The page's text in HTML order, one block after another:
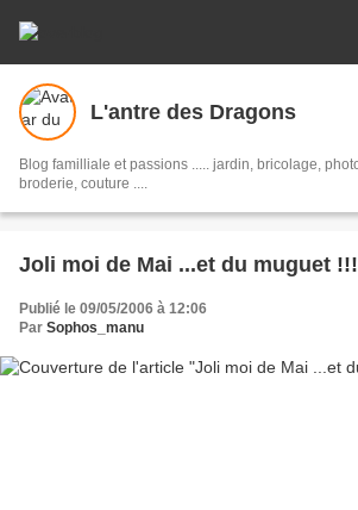
L'antre des Dragons
Blog familliale et passions ..... jardin, bricolage,
broderie, couture ....
Joli moi de Mai ...et du muguet
Publié le 09/05/2006 à 12:06
Par Sophos_manu